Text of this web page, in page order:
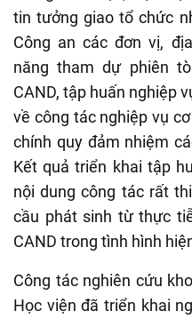
tin tưởng giao tổ chức
Công an các đơn vị,
năng tham dự phiên
CAND, tập huấn nghiệp
về công tác nghiệp vụ
chính quy đảm nhiệm
Kết quả triển khai tập
nội dung công tác rất
cầu phát sinh từ thực
CAND trong tình hình
Công tác nghiên cứu
Học viện đã triển khai